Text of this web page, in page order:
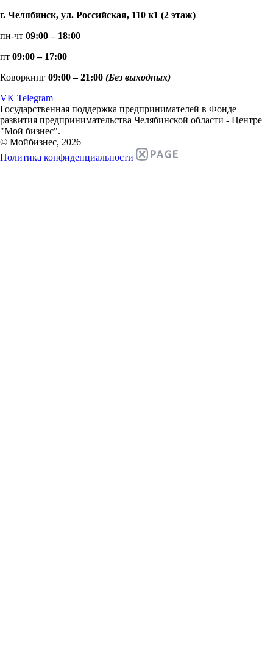
г. Челябинск, ул. Российская, 110 к1 (2 этаж)
пн-чт 09:00 – 18:00
пт 09:00 – 17:00
Коворкинг 09:00 – 21:00 (Без выходных)
VK Telegram
Государственная поддержка предпринимателей в Фонде
развития предпринимательства Челябинской области - Центре
"Мой бизнес".
© Мойбизнес, 2026
Политика конфиденциальности